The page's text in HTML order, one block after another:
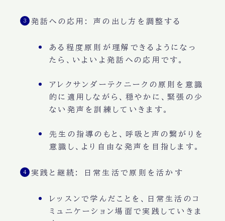
発話への応用: 声の出し方を調整する
ある程度原則が理解できるようになっ
たら、いよいよ発話への応用です。
アレクサンダーテクニークの原則を意識
的に適用しながら、穏やかに、緊張の少
ない発声を訓練していきます。
先生の指導のもと、呼吸と声の繋がりを
意識し、より自由な発声を目指します。
実践と継続: 日常生活で原則を活かす
レッスンで学んだことを、日常生活のコ
ミュニケーション場面で実践していきま